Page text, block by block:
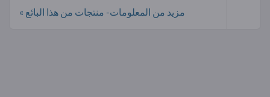
مزيد من المعلومات- منتجات من هذا البائع »